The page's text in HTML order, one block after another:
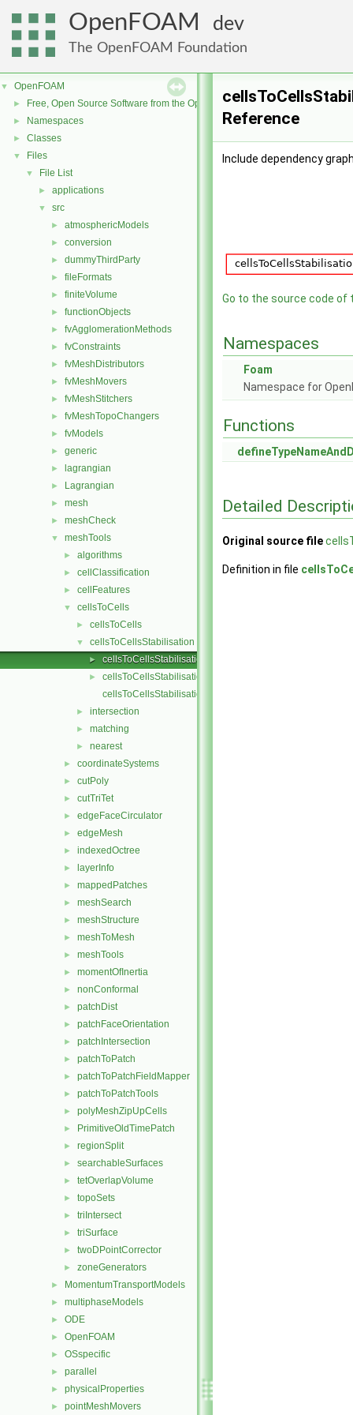
OpenFOAM dev
The OpenFOAM Foundation
▼ OpenFOAM
► Free, Open Source Software from the OpenFOAM Foundation
► Namespaces
► Classes
▼ Files
▼ File List
► applications
▼ src
► atmosphericModels
► conversion
► dummyThirdParty
► fileFormats
► finiteVolume
► functionObjects
► fvAgglomerationMethods
► fvConstraints
► fvMeshDistributors
► fvMeshMovers
► fvMeshStitchers
► fvMeshTopoChangers
► fvModels
► generic
► lagrangian
► Lagrangian
► mesh
► meshCheck
▼ meshTools
► algorithms
► cellClassification
► cellFeatures
▼ cellsToCells
► cellsToCells
▼ cellsToCellsStabilisation
► cellsToCellsStabilisation.C
►
cellsToCellsStabilisation.H
cellsToCellsStabilisationTemplates.C
► intersection
► matching
► nearest
► coordinateSystems
► cutPoly
► cutTriTet
► edgeFaceCirculator
► edgeMesh
► indexedOctree
► layerInfo
► mappedPatches
► meshSearch
► meshStructure
► meshToMesh
► meshTools
► momentOfInertia
► nonConformal
► patchDist
► patchFaceOrientation
► patchIntersection
► patchToPatch
► patchToPatchFieldMapper
► patchToPatchTools
► polyMeshZipUpCells
► PrimitiveOldTimePatch
► regionSplit
► searchableSurfaces
► tetOverlapVolume
► topoSets
► triIntersect
► triSurface
► twoDPointCorrector
► zoneGenerators
► MomentumTransportModels
► multiphaseModels
► ODE
► OpenFOAM
► OSspecific
► parallel
► physicalProperties
► pointMeshMovers
Reference
Include dependency
Go to the source code of
Namespaces
Foam
Namespace for
Functions
Detailed
Original source file
Definition in file